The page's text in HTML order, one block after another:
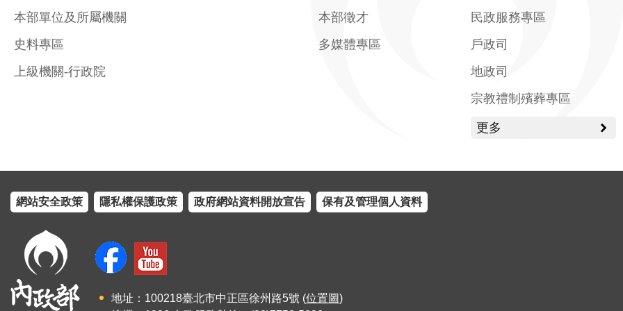
本部單位及所屬機關
史料專區
上級機關-行政院
本部徵才
多媒體專區
民政服務專區
戶政司
地政司
宗教禮制殯葬專區
更多
網站安全政策 隱私權保護政策 政府網站資料開放宣告 保有及管理個人資料
地址：100218臺北市中正區徐州路5號 (位置圖)